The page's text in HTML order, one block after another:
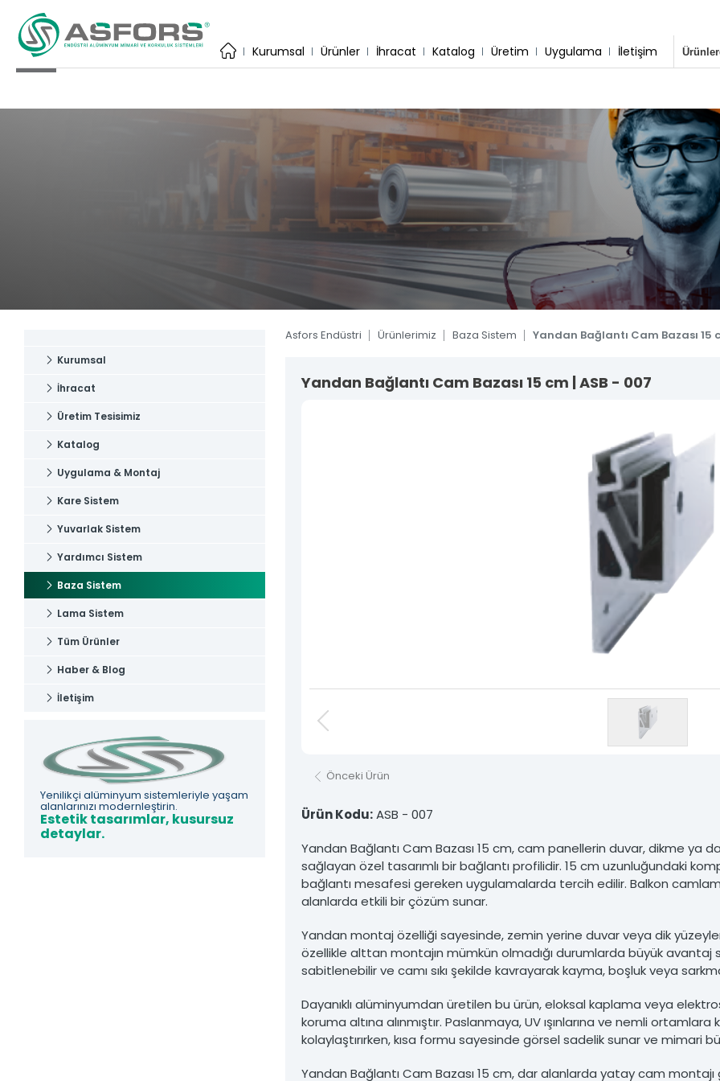
Estetiğin ve dayanıklılığın birleştiği
Uygulama & Montaj
İletişim
Destek Hattı
0 533 791 19 22
Whatsapp Hattı
0 533 791 19 22
Lama Sistem
Tüm hakkı saklıdır. Sitemizde kullanılan tüm içerik ve görseller
Asfors Endüstri Alüminyum Mimari ve Korkuluk Sistemleri'ne ait olup izinsiz kullanımı hukuki yaptırıma tabidir.
Kurumsal Ürünler İhracat Katalog Üretim Uygulama İletişim
×
İhracat
Katalog
Uygulama & Montaj
Kare Sistem
Yuvarlak Sistem
Yardımcı Sistem
Lama Sistem
Tüm Ürünler
Haber & Blog
Kurumsal
İhracat
Üretim Tesisimiz
Katalog
Uygulama & Montaj
Kare Sistem
Yuvarlak Sistem
Yardımcı Sistem
Baza Sistem
Lama Sistem
Tüm Ürünler
Haber & Blog
İletişim
Yenilikçi alüminyum sistemleriyle yaşam
alanlarınızı modernleştirin.
Estetik tasarımlar, kusursuz
detaylar.
Asfors Endüstri Ürünlerimiz Baza Sistem Yandan Bağlantı Cam Bazası 15
Yandan Bağlantı Cam Bazası 15 cm | ASB - 007
Önceki Ürün
Ürün Kodu:ASB - 007
Yandan Bağlantı Cam Bazası 15 cm, cam panellerin duvar, dikme ya
sağlayan özel tasarımlı bir bağlantı profilidir. 15 cm uzunluğundaki
bağlantı mesafesi gereken uygulamalarda tercih edilir. Balkon
alanlarda etkili bir çözüm sunar.
Yandan montaj özelliği sayesinde, zemin yerine duvar veya dik
özellikle alttan montajın mümkün olmadığı durumlarda büyük avantaj
sabitlenebilir ve camı sıkı şekilde kavrayarak kayma, boşluk veya
Dayanıklı alüminyumdan üretilen bu ürün, eloksal kaplama veya
koruma altına alınmıştır. Paslanmaya, UV ışınlarına ve nemli ortamlara
kolaylaştırırken, kısa formu sayesinde görsel sadelik sunar ve mimari
Yandan Bağlantı Cam Bazası 15 cm, dar alanlarda yatay cam